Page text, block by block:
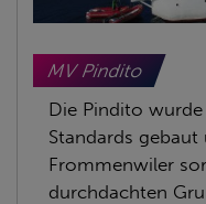
MV Pindito
Die Pindito
Standards
Frommenwiler
durchdachten